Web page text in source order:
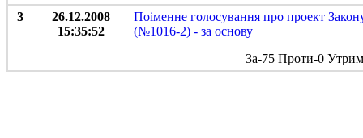
3
26.12.2008
15:35:52
Поіменне голосування про проект
(№1016-2) - за основу
За-75 Проти-0